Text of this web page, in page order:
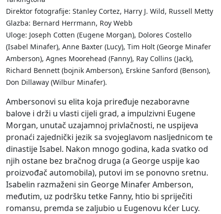
Direktor fotografije: Stanley Cortez, Harry J. Wild, Russell Metty
Glazba: Bernard Herrmann, Roy Webb
Uloge: Joseph Cotten (Eugene Morgan), Dolores Costello
(Isabel Minafer), Anne Baxter (Lucy), Tim Holt (George Minafer
Amberson), Agnes Moorehead (Fanny), Ray Collins (Jack),
Richard Bennett (bojnik Amberson), Erskine Sanford (Benson),
Don Dillaway (Wilbur Minafer).
Ambersonovi su elita koja priređuje nezaboravne
balove i drži u vlasti cijeli grad, a impulzivni Eugene
Morgan, unutač uzajamnoj privlačnosti, ne uspijeva
pronaći zajednički jezik sa svojeglavom nasljednicom te
dinastije Isabel. Nakon mnogo godina, kada svatko od
njih ostane bez bračnog druga (a George uspije kao
proizvođač automobila), putovi im se ponovno sretnu.
Isabelin razmaženi sin George Minafer Amberson,
međutim, uz podršku tetke Fanny, htio bi spriječiti
romansu, premda se zaljubio u Eugenovu kćer Lucy.